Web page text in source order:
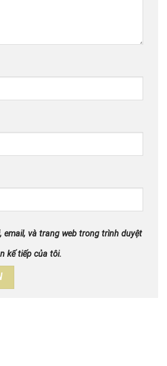
email, và trang web trong trình duyệt
kế tiếp của tôi.